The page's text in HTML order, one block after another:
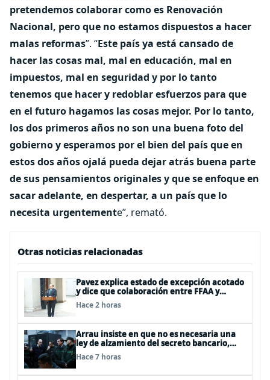
pretendemos colaborar como es Renovación
Nacional, pero que no estamos dispuestos a hacer
malas reformas”. “Este país ya está cansado de
hacer las cosas mal, mal en educación, mal en
impuestos, mal en seguridad y por lo tanto
tenemos que hacer y redoblar esfuerzos para que
en el futuro hagamos las cosas mejor. Por lo tanto,
los dos primeros años no son una buena foto del
gobierno y esperamos por el bien del país que en
estos dos años ojalá pueda dejar atrás buena parte
de sus pensamientos originales y que se enfoque en
sacar adelante, en despertar, a un país que lo
necesita urgentemente”, remató.
Otras noticias relacionadas
Pavez explica estado de excepción acotado
y dice que colaboración entre FFAA y
policías, “es algo del todo pertinente
analizar”
Hace 2 horas
Arrau insiste en que no es necesaria una
ley de alzamiento del secreto bancario,
porque ya existe
Hace 7 horas